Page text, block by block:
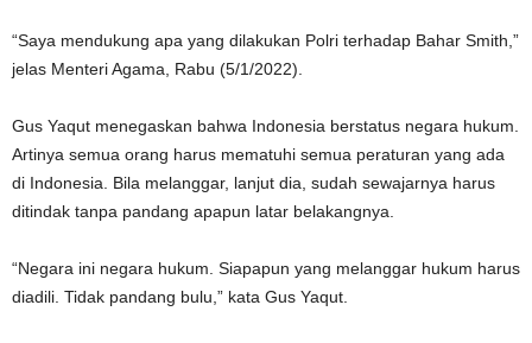
“Saya mendukung apa yang dilakukan Polri terhadap Bahar Smith,”
jelas Menteri Agama, Rabu (5/1/2022).
Gus Yaqut menegaskan bahwa Indonesia berstatus negara hukum.
Artinya semua orang harus mematuhi semua peraturan yang ada
di Indonesia. Bila melanggar, lanjut dia, sudah sewajarnya harus
ditindak tanpa pandang apapun latar belakangnya.
“Negara ini negara hukum. Siapapun yang melanggar hukum harus
diadili. Tidak pandang bulu,” kata Gus Yaqut.